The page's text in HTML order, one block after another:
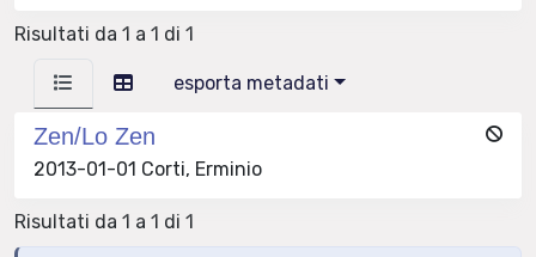
Risultati da 1 a 1 di 1
esporta metadati
Zen/Lo Zen
2013-01-01 Corti, Erminio
Risultati da 1 a 1 di 1